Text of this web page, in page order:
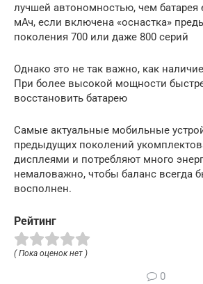
лучшей автономностью, чем батарея
мАч, если включена «оснастка»
поколения 700 или даже 800 серий
Однако это не так важно, как
При более высокой мощности
восстановить батарею
Самые актуальные мобильные
предыдущих поколений
дисплеями и потребляют много
немаловажно, чтобы баланс всегда
восполнен.
Рейтинг
( Пока оценок нет )
0